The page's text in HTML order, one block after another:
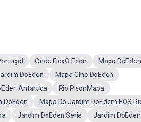
Onde FicaO Eden
Mapa DoEden
DoEden
Mapa Olho DoEden
Antartica
Rio PisonMapa
DoEden
Mapa Do Jardim DoEdem EOS
Jardim DoEden Serie
Jardim